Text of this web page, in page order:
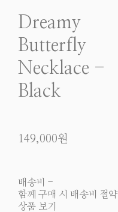
Dreamy
Butterfly
Necklace -
Black
149,000원
배송비 -
함께 구매 시 배송비 절약
상품 보기